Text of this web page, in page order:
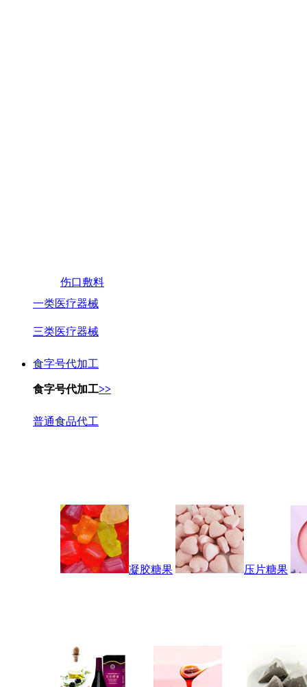
伤口敷料
一类医疗器械
三类医疗器械
食字号代加工
食字号代加工>>
普通食品代工
凝胶糖果 压片糖果